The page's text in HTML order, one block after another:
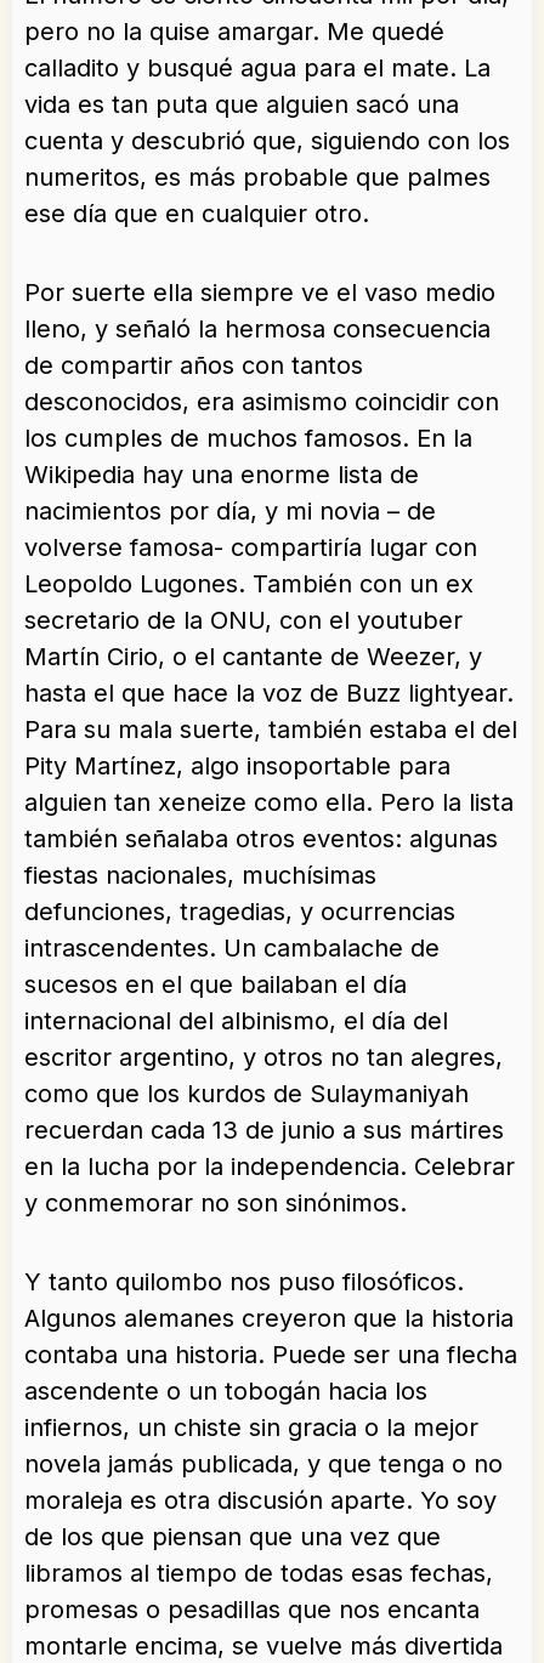
pero no la quise amargar. Me quedé
calladito y busqué agua para el mate. La
vida es tan puta que alguien sacó una
cuenta y descubrió que, siguiendo con los
numeritos, es más probable que palmes
ese día que en cualquier otro.
Por suerte ella siempre ve el vaso medio
lleno, y señaló la hermosa consecuencia
de compartir años con tantos
desconocidos, era asimismo coincidir con
los cumples de muchos famosos. En la
Wikipedia hay una enorme lista de
nacimientos por día, y mi novia – de
volverse famosa- compartiría lugar con
Leopoldo Lugones. También con un ex
secretario de la ONU, con el youtuber
Martín Cirio, o el cantante de Weezer, y
hasta el que hace la voz de Buzz lightyear.
Para su mala suerte, también estaba el del
Pity Martínez, algo insoportable para
alguien tan xeneize como ella. Pero la lista
también señalaba otros eventos: algunas
fiestas nacionales, muchísimas
defunciones, tragedias, y ocurrencias
intrascendentes. Un cambalache de
sucesos en el que bailaban el día
internacional del albinismo, el día del
escritor argentino, y otros no tan alegres,
como que los kurdos de Sulaymaniyah
recuerdan cada 13 de junio a sus mártires
en la lucha por la independencia. Celebrar
y conmemorar no son sinónimos.
Y tanto quilombo nos puso filosóficos.
Algunos alemanes creyeron que la historia
contaba una historia. Puede ser una flecha
ascendente o un tobogán hacia los
infiernos, un chiste sin gracia o la mejor
novela jamás publicada, y que tenga o no
moraleja es otra discusión aparte. Yo soy
de los que piensan que una vez que
libramos al tiempo de todas esas fechas,
promesas o pesadillas que nos encanta
montarle encima, se vuelve más divertida